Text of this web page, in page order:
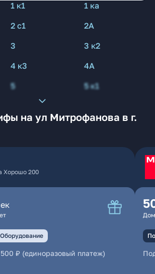
1 к1
1 ка
2 с1
2А
3
3 к2
4 к3
4А
5 5 к1
на ул Митрофанова в г.
Хорошо 200
Оборудование
500 ₽ (единоразовый платеж)